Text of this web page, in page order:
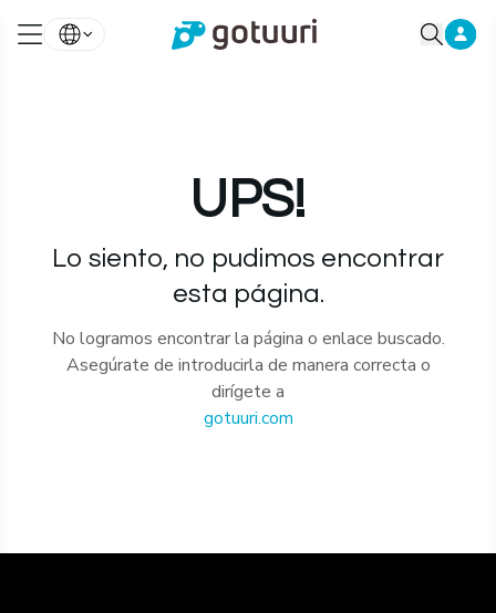
UPS!
Lo siento, no pudimos encontrar
esta página.
No logramos encontrar la página o enlace buscado.
Asegúrate de introducirla de manera correcta o
dirígete a
gotuuri.com